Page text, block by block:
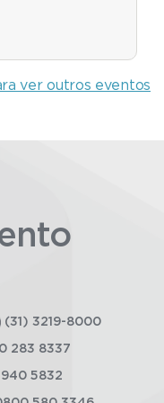
ver outros eventos
(31) 3219-8000
283 8337
5832